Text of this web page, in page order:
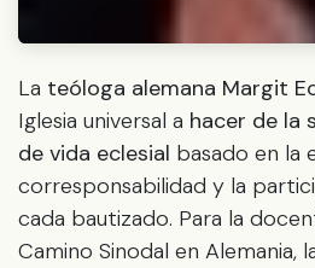
La teóloga alemana Margit
Iglesia universal a hacer de la
de vida eclesial basado en la
corresponsabilidad y la
cada bautizado. Para la
Camino Sinodal en Alemania,